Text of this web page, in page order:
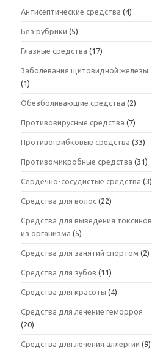
Антисептические средства (4)
Без рубрики (5)
Глазные средства (17)
Заболевания щитовидной железы
(1)
Обезболивающие средства (2)
Противовирусные средства (7)
Противогрибковые средства (33)
Противомикробные средства (31)
Сердечно-сосудистые средства (3)
Средства для волос (22)
Средства для выведения токсинов
из организма (5)
Средства для занятий спортом (2)
Средства для зубов (11)
Средства для красоты (4)
Средства для лечение геморроя
(20)
Средства для лечения аллергии (9)